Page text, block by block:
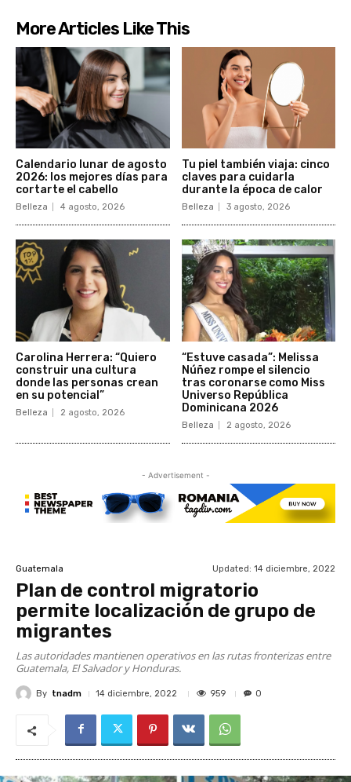
More Articles Like This
Calendario lunar de agosto
2026: los mejores días para
cortarte el cabello
Belleza 4 agosto, 2026
Tu piel también viaja: cinco
claves para cuidarla
durante la época de calor
Belleza 3 agosto, 2026
Carolina Herrera: “Quiero
construir una cultura
donde las personas crean
en su potencial”
Belleza 2 agosto, 2026
“Estuve casada”: Melissa
Núñez rompe el silencio
tras coronarse como Miss
Universo República
Dominicana 2026
Belleza 2 agosto, 2026
- Advertisement -